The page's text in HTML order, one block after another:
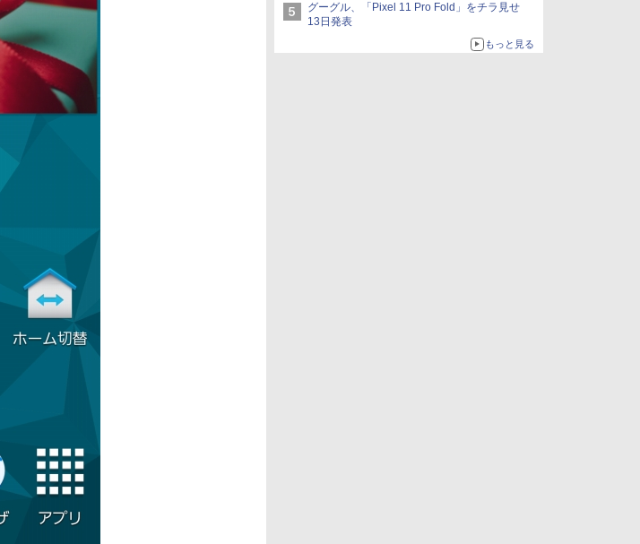
グーグル、「Pixel 11 Pro Fold」をチラ見せ
13日発表
もっと見る